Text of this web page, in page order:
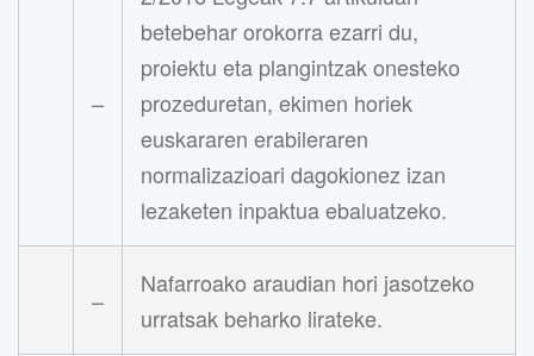
–
betebehar orokorra ezarri du,
proiektu eta plangintzak onesteko
prozeduretan, ekimen horiek
euskararen erabileraren
normalizazioari dagokionez izan
lezaketen inpaktua ebaluatzeko.
–
Nafarroako araudian hori jasotzeko
urratsak beharko lirateke.